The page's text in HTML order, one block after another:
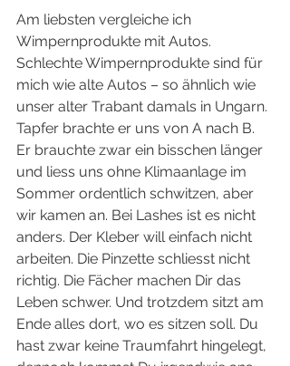
Am liebsten vergleiche ich
Wimpernprodukte mit Autos.
Schlechte Wimpernprodukte sind für
mich wie alte Autos – so ähnlich wie
unser alter Trabant damals in Ungarn.
Tapfer brachte er uns von A nach B.
Er brauchte zwar ein bisschen länger
und liess uns ohne Klimaanlage im
Sommer ordentlich schwitzen, aber
wir kamen an. Bei Lashes ist es nicht
anders. Der Kleber will einfach nicht
arbeiten. Die Pinzette schliesst nicht
richtig. Die Fächer machen Dir das
Leben schwer. Und trotzdem sitzt am
Ende alles dort, wo es sitzen soll. Du
hast zwar keine Traumfahrt hingelegt,